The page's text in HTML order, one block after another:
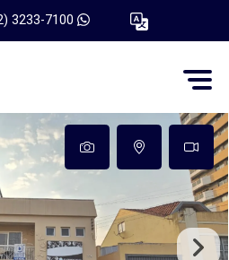
3233-7100